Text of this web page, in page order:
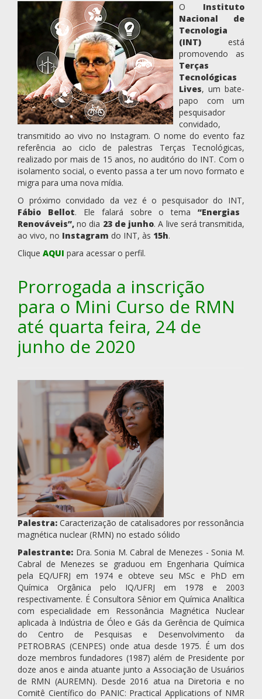
O Instituto
Nacional de
Tecnologia
(INT) está
promovendo as
Terças
Tecnológicas
Lives, um bate-
papo com um
pesquisador
convidado,
transmitido ao vivo no Instagram. O nome do evento faz
referência ao ciclo de palestras Terças Tecnológicas,
realizado por mais de 15 anos, no auditório do INT. Com o
isolamento social, o evento passa a ter um novo formato e
migra para uma nova mídia.
O próximo convidado da vez é o pesquisador do INT,
Fábio Bellot. Ele falará sobre o tema“Energias
Renováveis”,no dia 23 de junho. A live será transmitida,
ao vivo, no Instagram do INT, às 15h.
Clique AQUI para acessar o perfil.
Prorrogada a inscrição
para o Mini Curso de RMN
até quarta feira, 24 de
junho de 2020
Palestra: Caracterização de catalisadores por ressonância
magnética nuclear (RMN) no estado sólido
Palestrante: Dra. Sonia M. Cabral de Menezes - Sonia M.
Cabral de Menezes se graduou em Engenharia Química
pela EQ/UFRJ em 1974 e obteve seu MSc e PhD em
Química Orgânica pelo IQ/UFRJ em 1978 e 2003
respectivamente. É Consultora Sênior em Química Analítica
com especialidade em Ressonância Magnética Nuclear
aplicada à Indústria de Óleo e Gás da Gerência de Química
do Centro de Pesquisas e Desenvolvimento da
PETROBRAS (CENPES) onde atua desde 1975. É um dos
doze membros fundadores (1987) além de Presidente por
doze anos e ainda atuante junto a Associação de Usuários
de RMN (AUREMN). Desde 2016 atua na Diretoria e no
Comitê Científico do PANIC: Practical Applications of NMR